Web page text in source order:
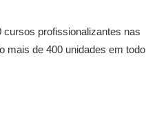
profissionalizantes nas
mais de 400 unidades em todo